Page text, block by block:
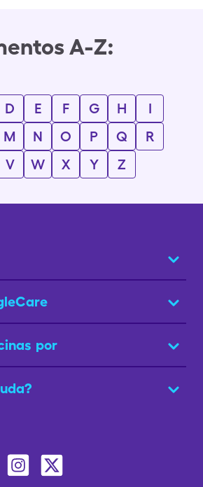
A-Z:
D E F G H
I
M N O P Q
R
V W X Y Z
por